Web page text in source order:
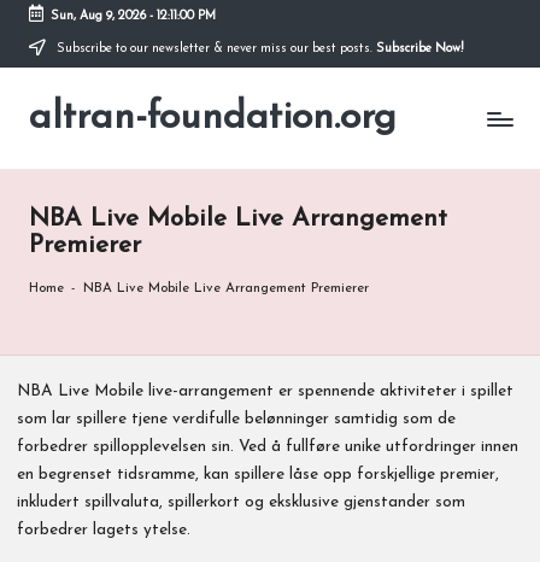
Skip
content
Sun, Aug 9, 2026- 12:11:01 PM
Subscribe to our newsletter & never miss our best posts. Subscribe Now!
altran-foundation.org
NBA Live Mobile Live Arrangement
Premierer
Home - NBA Live Mobile Live Arrangement Premierer
NBA Live Mobile live-arrangement er spennende aktiviteter i spillet
som lar spillere tjene verdifulle belønninger samtidig som de
forbedrer spillopplevelsen sin. Ved å fullføre unike utfordringer innen
en begrenset tidsramme, kan spillere låse opp forskjellige premier,
inkludert spillvaluta, spillerkort og eksklusive gjenstander som
forbedrer lagets ytelse.